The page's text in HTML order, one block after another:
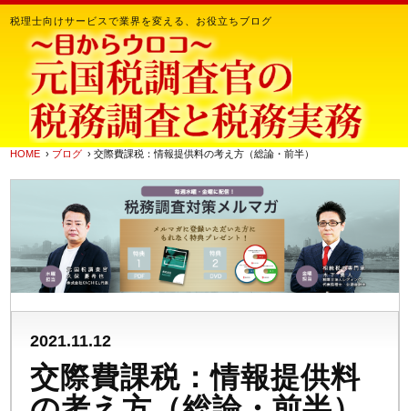
税理士向けサービスで業界を変える、お役立ちブログ
HOME › ブログ › 交際費課税：情報提供料の考え方（総論・前半）
2021.11.12
交際費課税：情報提供料